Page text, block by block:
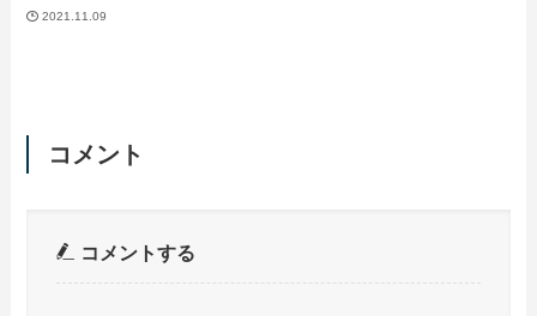
2021.11.09
コメント
コメントする